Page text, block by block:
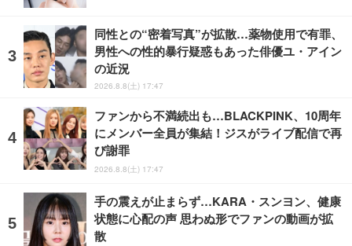
同性との“密着写真”が拡散…薬物使用で有罪、
男性への性的暴行疑惑もあった俳優ユ・アイン
の近況
2026.8.8(土) 17:47
ファンから不満続出も…BLACKPINK、10周年
にメンバー全員が集結！ジスがライブ配信で再
び謝罪
2026.8.8(土) 17:47
手の震えが止まらず…KARA・スンヨン、健康
状態に心配の声 思わぬ形でファンの動画が拡
散